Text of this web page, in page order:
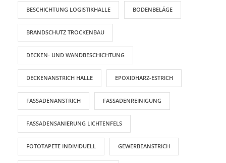
BESCHICHTUNG LOGISTIKHALLE BODENBELÄGE
BRANDSCHUTZ TROCKENBAU
DECKEN- UND WANDBESCHICHTUNG
DECKENANSTRICH HALLE EPOXIDHARZ-ESTRICH
FASSADENANSTRICH FASSADENREINIGUNG
FASSADENSANIERUNG LICHTENFELS
FOTOTAPETE INDIVIDUELL GEWERBEANSTRICH